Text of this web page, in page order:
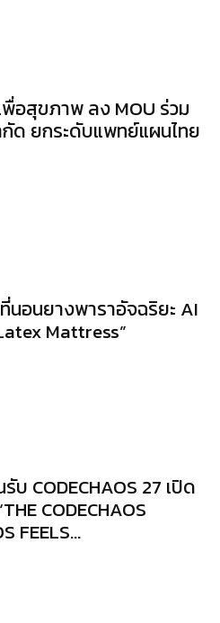
อสุขภาพ ลง MOU ร่วม
ด ยกระดับแพทย์แผนไทย
อนยางพาราอัจฉริยะ AI
Mattress”
CODECHAOS 27 เปิด
CODECHAOS
FEELS...